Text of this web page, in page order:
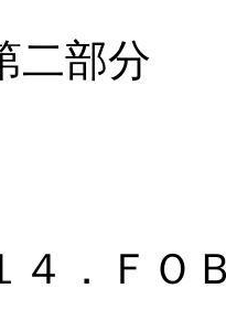
部分
．ＦＯ